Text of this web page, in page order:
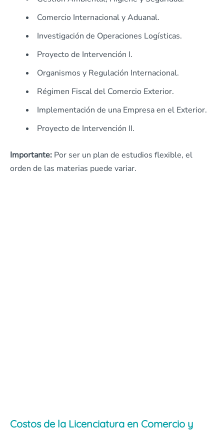
Comercio Internacional y Aduanal.
Investigación de Operaciones Logísticas.
Proyecto de Intervención I.
Organismos y Regulación Internacional.
Régimen Fiscal del Comercio Exterior.
Implementación de una Empresa en el Exterior.
Proyecto de Intervención II.
Importante: Por ser un plan de estudios flexible, el
orden de las materias puede variar.
Costos de la Licenciatura en Comercio y